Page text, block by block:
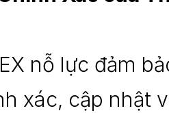
nỗ lực đảm
xác, cập nhật